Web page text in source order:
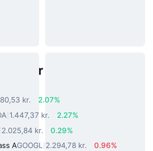
fra den virkelige
kr.
2.07%
1.447,37 kr.
2.27%
2.025,84 kr.
0.29%
AGOOGL 2.294,78 kr.
0.96%